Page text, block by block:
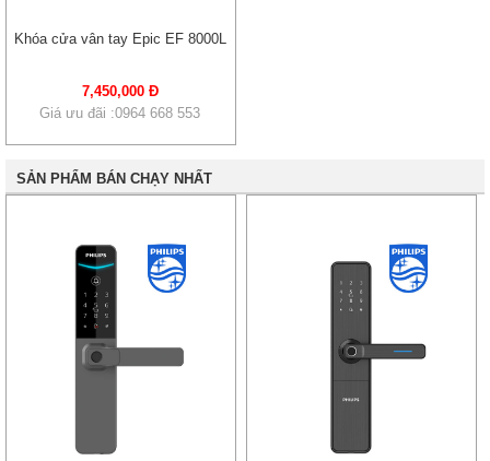
Khóa cửa vân tay Epic EF 8000L
7,450,000 Đ
Giá ưu đãi :0964 668 553
SẢN PHẨM BÁN CHẠY NHẤT